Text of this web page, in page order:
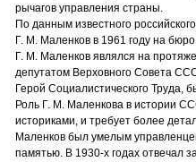
рычагов управления страны.
По данным известного
Г. М. Маленков в 1961 году на
Г. М. Маленков являлся на
депутатом Верховного Совета
Герой Социалистического Труда,
Роль Г. М. Маленкова в истории
историками, и требует более
Маленков был умелым
памятью. В 1930-х годах отвечал